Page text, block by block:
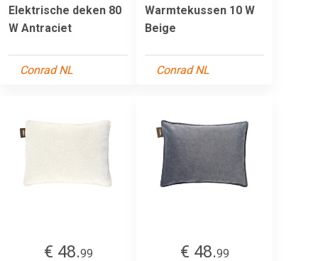
Elektrische deken 80
W Antraciet
Conrad NL
Warmtekussen 10 W
Beige
Conrad NL
€ 48.99
€ 48.99